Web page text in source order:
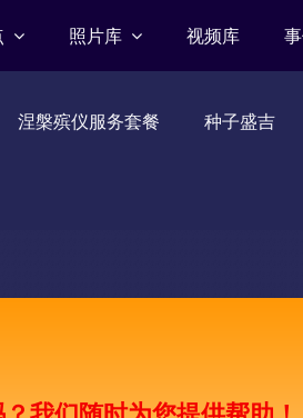
照片库 视频库
涅槃殡仪服务套餐 种子盛吉